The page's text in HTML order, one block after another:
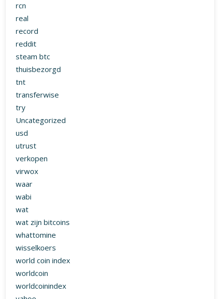
rcn
real
record
reddit
steam btc
thuisbezorgd
tnt
transferwise
try
Uncategorized
usd
utrust
verkopen
virwox
waar
wabi
wat
wat zijn bitcoins
whattomine
wisselkoers
world coin index
worldcoin
worldcoinindex